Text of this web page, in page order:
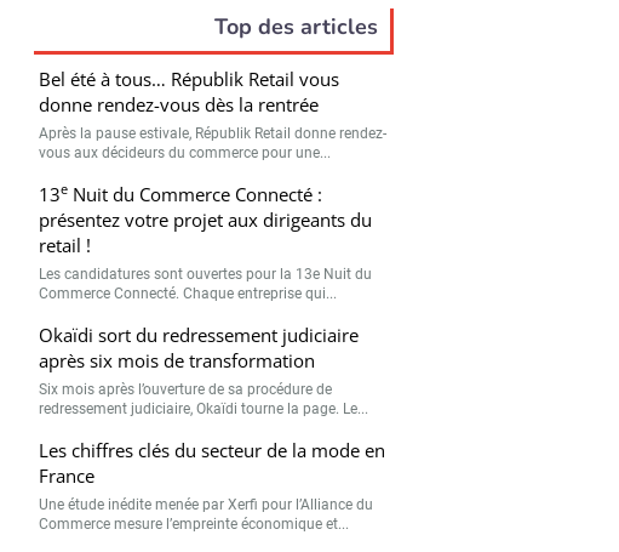
Top des articles
Bel été à tous… Républik Retail vous
donne rendez-vous dès la rentrée
Après la pause estivale, Républik Retail donne rendez-
vous aux décideurs du commerce pour une...
13eNuit du Commerce Connecté :
présentez votre projet aux dirigeants du
retail !
Les candidatures sont ouvertes pour la 13e Nuit du
Commerce Connecté. Chaque entreprise qui...
Okaïdi sort du redressement judiciaire
après six mois de transformation
Six mois après l’ouverture de sa procédure de
redressement judiciaire, Okaïdi tourne la page. Le...
Les chiffres clés du secteur de la mode en
France
Une étude inédite menée par Xerfi pour l’Alliance du
Commerce mesure l’empreinte économique et...